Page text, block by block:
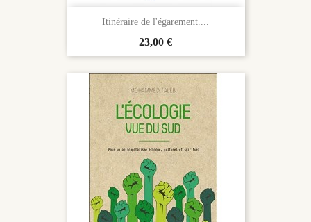
Itinéraire de l'égarement....
Prix
23,00 €